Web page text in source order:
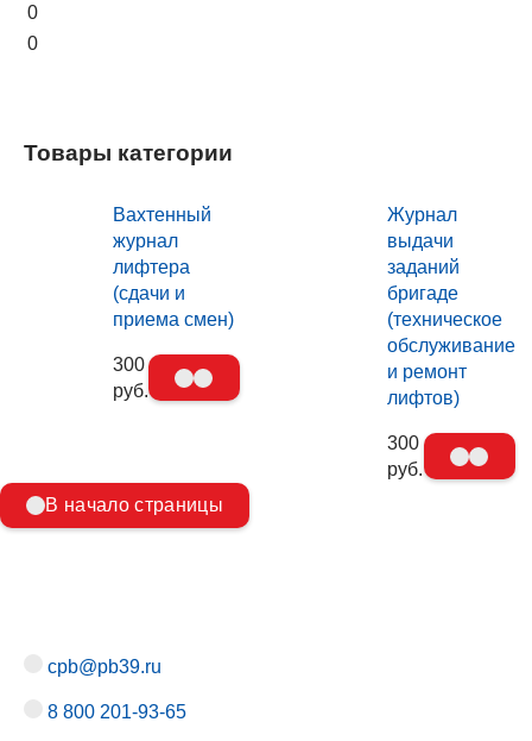
0
0
Товары категории
Вахтенный
журнал
лифтера
(сдачи и
приема смен)
300
руб.
Журнал
выдачи
заданий
бригаде
(техническое
обслуживание
и ремонт
лифтов)
300
руб.
В начало страницы
cpb@pb39.ru
8 800 201-93-65